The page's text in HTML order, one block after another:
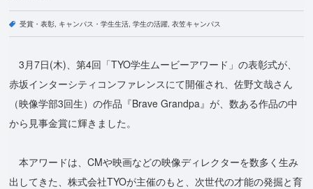
受賞・表彰 キャンパス・学生生活 学生の活躍 衣笠キャンパス
3月7日(木)、第4回「TYO学生ムービーアワード」の表彰式が、
赤坂インターシティコンファレンスにて開催され、佐野文哉さん
（映像学部3回生）の作品『Brave Grandpa』が、数ある作品の中
から見事金賞に輝きました。
本アワードは、CMや映画などの映像ディレクターを数多く生み
出してきた、株式会社TYOが主催のもと、次世代の才能の発掘と育